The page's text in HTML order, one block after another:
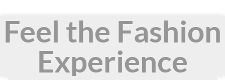
Feel the Fashion
Experience